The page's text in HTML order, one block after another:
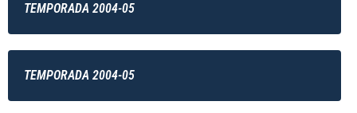
TEMPORADA 2004-05
TEMPORADA 2004-05